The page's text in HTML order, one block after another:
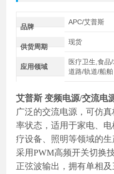
品牌
APC/艾普斯
供货周期
现货
应用领域
医疗卫生,食品
道路/轨道/船舶
艾普斯 变频电源/交流电
广泛的交流电源，可仿
率状态，适用于家电、
疗设备、照明等领域的生
采用PWM高频开关切换
正弦波输出，拥有单相